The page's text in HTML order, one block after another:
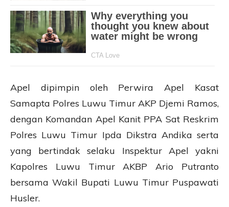
Apel dipimpin oleh Perwira Apel Kasat
Samapta Polres Luwu Timur AKP Djemi Ramos,
dengan Komandan Apel Kanit PPA Sat Reskrim
Polres Luwu Timur Ipda Dikstra Andika serta
yang bertindak selaku Inspektur Apel yakni
Kapolres Luwu Timur AKBP Ario Putranto
bersama Wakil Bupati Luwu Timur Puspawati
Husler.